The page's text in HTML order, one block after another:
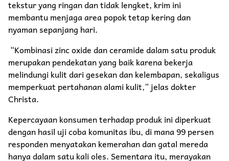
tekstur yang ringan dan tidak lengket, krim ini
membantu menjaga area popok tetap kering dan
nyaman sepanjang hari.
“Kombinasi zinc oxide dan ceramide dalam satu produk
merupakan pendekatan yang baik karena bekerja
melindungi kulit dari gesekan dan kelembapan, sekaligus
memperkuat pertahanan alami kulit,” jelas dokter
Christa.
Kepercayaan konsumen terhadap produk ini diperkuat
dengan hasil uji coba komunitas ibu, di mana 99 persen
responden menyatakan kemerahan dan gatal mereda
hanya dalam satu kali oles. Sementara itu, merayakan